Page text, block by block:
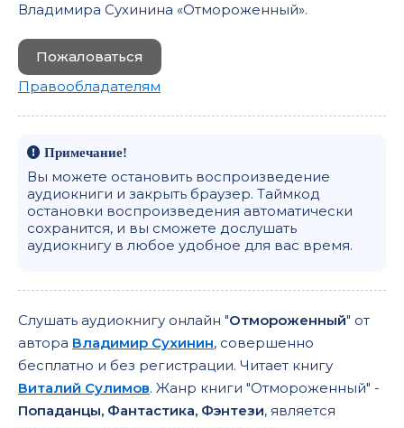
Владимира Сухинина «Отмороженный».
Пожаловаться
Правообладателям
Примечание!
Вы можете остановить воспроизведение
аудиокниги и закрыть браузер. Таймкод
остановки воспроизведения автоматически
сохранится, и вы сможете дослушать
аудиокнигу в любое удобное для вас время.
Слушать аудиокнигу онлайн "Отмороженный" от
автора Владимир Сухинин, совершенно
бесплатно и без регистрации. Читает книгу
Виталий Сулимов. Жанр книги "Отмороженный" -
Попаданцы, Фантастика, Фэнтези, является